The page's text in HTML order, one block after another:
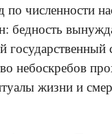
численности
бедность
небоскребов
жизни и